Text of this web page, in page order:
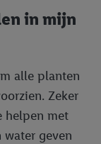
in mijn
alle planten
Zeker
helpen met
geven